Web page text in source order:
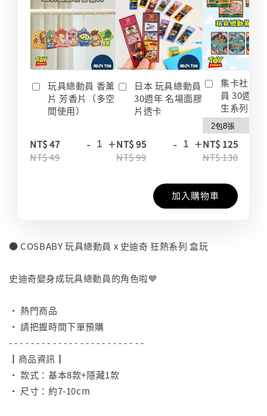
玩具總動員 香薰
片 芳香片（多空
間使用）
NT$ 47
NT$ 49
- +
日本 玩具總動員
30週年 名場面膠
片透卡
NT$ 95
NT$ 99
- +
集卡社 玩
員 30週年
生系列 收
NT$ 125
NT$ 130
加入購物車
● COSBABY 玩具總動員 x 史迪奇 狂熱系列 盒玩
史迪奇變身成玩具總動員的角色啦💙
• 熱門商品
• 請把握時間下單預購
- - - - - - - - - - - - - - - - - - - - - - - - -
┃商品資訊┃
• 款式：基本8款+隱藏1款
• 尺寸：約7-10cm